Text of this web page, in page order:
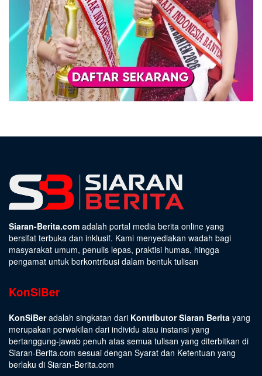
Siaran-Berita.com adalah portal media berita online yang
bersifat terbuka dan inklusif. Kami menyediakan wadah bagi
masyarakat umum, penulis lepas, praktisi humas, hingga
pengamat untuk berkontribusi dalam bentuk tulisan
KonSiBer
KonSiBeradalah singkatan dari Kontributor Siaran Berita yang
merupakan perwakilan dari individu atau instansi yang
bertanggung-jawab penuh atas semua tulisan yang diterbitkan di
Siaran-Berita.com sesuai dengan Syarat dan Ketentuan yang
berlaku di Siaran-Berita.com